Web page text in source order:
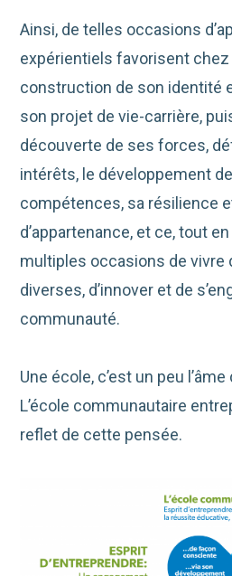
Ainsi, de telles occasions
expérientiels favorisent chez
construction de son identité
son projet de vie-carrière,
découverte de ses forces,
intérêts, le développement
compétences, sa résilience
d’appartenance, et ce, tout
multiples occasions de vivre
diverses, d’innover et de
communauté.
Une école, c’est un peu
L’école communautaire
reflet de cette pensée.